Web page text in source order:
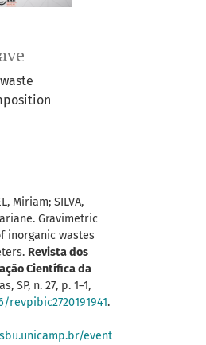
Miriam; SILVA,
Gravimetric
inorganic wastes
Revista dos
Científica da
SP, n. 27, p. 1–1,
revpibic2720191941.
event